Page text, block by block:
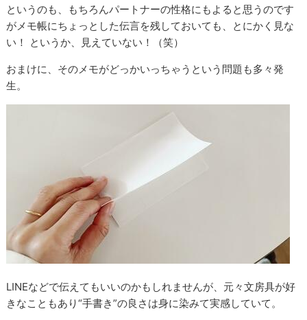
というのも、もちろんパートナーの性格にもよると思うのです
がメモ帳にちょっとした伝言を残しておいても、とにかく見な
い！ というか、見えていない！（笑）
おまけに、そのメモがどっかいっちゃうという問題も多々発
生。
LINEなどで伝えてもいいのかもしれませんが、元々文房具が好
きなこともあり“手書き”の良さは身に染みて実感していて。